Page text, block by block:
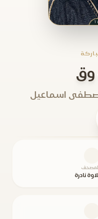
وق
اسماعيل
نادرة